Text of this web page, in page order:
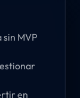
sin MVP
en